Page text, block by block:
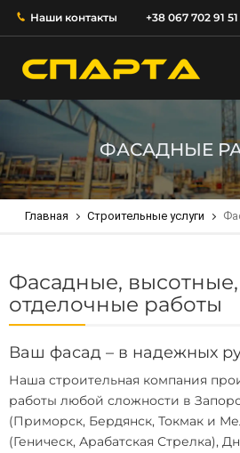
Наши контакты +38 067 702 91 51
ФАСАДНЫЕ
Главная Строительные услуги
Фасадные,
отделочные работы
Ваш фасад – в надежных
Наша строительная компания
работы любой сложности в
(Приморск, Бердянск, Токмак и
(Геническ, Арабатская Стрелка),